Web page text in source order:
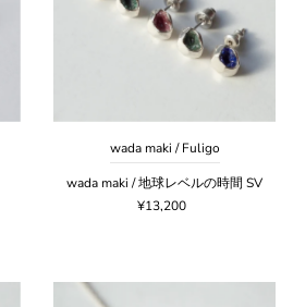
wada maki / Fuligo
wada maki / 地球レベルの時間 SV
¥13,200